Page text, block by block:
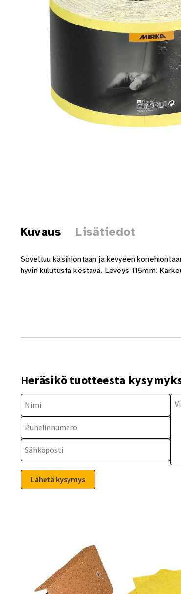
Kuvaus Lisätiedot
Soveltuu käsihiontaan ja kevyeen
hyvin kulutusta kestävä. Leveys 115mm.
Heräsikö tuotteesta